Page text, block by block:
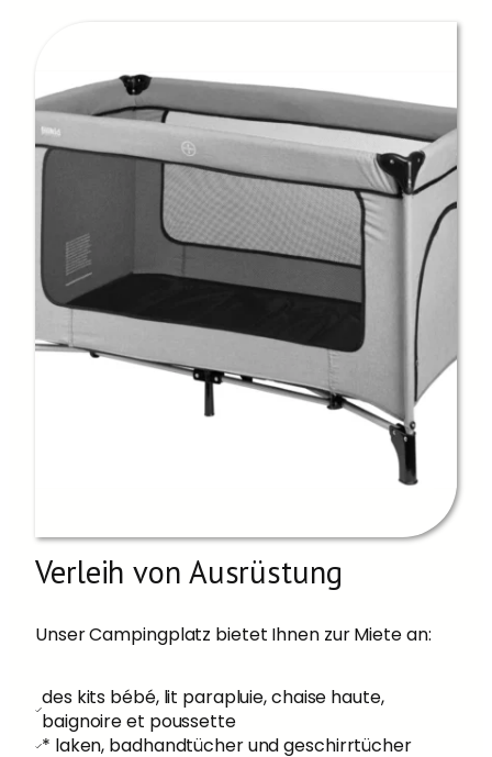
Verleih von Ausrüstung
Unser Campingplatz bietet Ihnen zur Miete an:
des kits bébé, lit parapluie, chaise haute,
baignoire et poussette
* laken, badhandtücher und geschirrtücher